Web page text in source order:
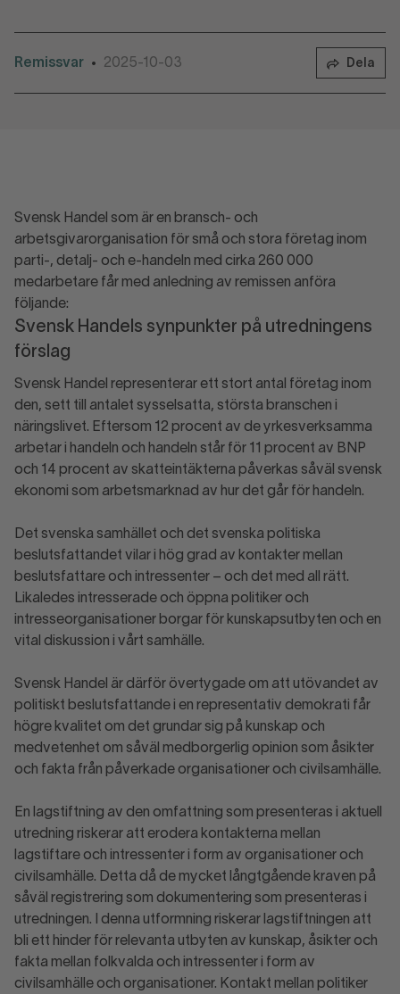
Remissvar • 2025-10-03 Dela
Svensk Handel som är en bransch- och
arbetsgivarorganisation för små och stora företag inom
parti-, detalj- och e-handeln med cirka 260 000
medarbetare får med anledning av remissen anföra
följande:
Svensk Handels synpunkter på utredningens
förslag
Svensk Handel representerar ett stort antal företag inom
den, sett till antalet sysselsatta, största branschen i
näringslivet. Eftersom 12 procent av de yrkesverksamma
arbetar i handeln och handeln står för 11 procent av BNP
och 14 procent av skatteintäkterna påverkas såväl svensk
ekonomi som arbetsmarknad av hur det går för handeln.
Det svenska samhället och det svenska politiska
beslutsfattandet vilar i hög grad av kontakter mellan
beslutsfattare och intressenter – och det med all rätt.
Likaledes intresserade och öppna politiker och
intresseorganisationer borgar för kunskapsutbyten och en
vital diskussion i vårt samhälle.
Svensk Handel är därför övertygade om att utövandet av
politiskt beslutsfattande i en representativ demokrati får
högre kvalitet om det grundar sig på kunskap och
medvetenhet om såväl medborgerlig opinion som åsikter
och fakta från påverkade organisationer och civilsamhälle.
En lagstiftning av den omfattning som presenteras i aktuell
utredning riskerar att erodera kontakterna mellan
lagstiftare och intressenter i form av organisationer och
civilsamhälle. Detta då de mycket långtgående kraven på
såväl registrering som dokumentering som presenteras i
utredningen. I denna utformning riskerar lagstiftningen att
bli ett hinder för relevanta utbyten av kunskap, åsikter och
fakta mellan folkvalda och intressenter i form av
civilsamhälle och organisationer. Kontakt mellan politiker